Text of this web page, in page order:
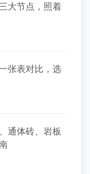
大节点，照着
张表对比，选
通体砖、岩板